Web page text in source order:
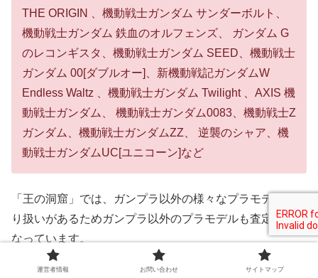
THE ORIGIN 、機動戦士ガンダム サンダーボルト、
機動戦士ガンダム 鉄血のオルフェンズ、 ガンダム G
のレコンギスタ、機動戦士ガンダム SEED、機動戦士
ガンダム 00[ダブルオー]、新機動戦記ガンダムW
Endless Waltz 、機動戦士ガンダム Twilight 、AXIS 機
動戦士ガンダム、 機動戦士ガンダム0083、機動戦士Z
ガンダム、機動戦士ガンダムZZ、 逆襲のシャア、機
動戦士ガンダムUC[ユニコーン]など
「王の洞窟」では、ガンプラ以外の様々なプラモデルを取
り扱いがあるためガンプラ以外のプラモデルも査定対象と
なっています。
運営者情報 お問い合わせ サイトマップ